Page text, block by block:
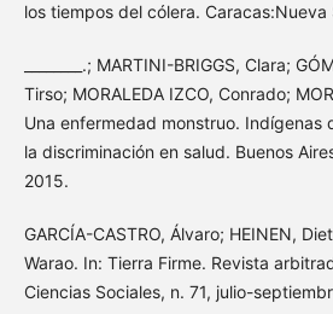
los tiempos del cólera.
________.; MARTINI-BRIGGS, Clara;
Tirso; MORALEDA IZCO, Conrado;
Una enfermedad monstruo. Indígenas
la discriminación en salud. Buenos
2015.
GARCÍA-CASTRO, Álvaro; HEINEN,
Warao. In: Tierra Firme. Revista
Ciencias Sociales, n. 71, julio-